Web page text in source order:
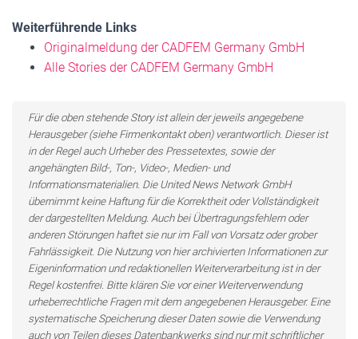
Weiterführende Links
Originalmeldung der CADFEM Germany GmbH
Alle Stories der CADFEM Germany GmbH
Für die oben stehende Story ist allein der jeweils angegebene
Herausgeber (siehe Firmenkontakt oben) verantwortlich. Dieser ist
in der Regel auch Urheber des Pressetextes, sowie der
angehängten Bild-, Ton-, Video-, Medien- und
Informationsmaterialien. Die United News Network GmbH
übernimmt keine Haftung für die Korrektheit oder Vollständigkeit
der dargestellten Meldung. Auch bei Übertragungsfehlern oder
anderen Störungen haftet sie nur im Fall von Vorsatz oder grober
Fahrlässigkeit. Die Nutzung von hier archivierten Informationen zur
Eigeninformation und redaktionellen Weiterverarbeitung ist in der
Regel kostenfrei. Bitte klären Sie vor einer Weiterverwendung
urheberrechtliche Fragen mit dem angegebenen Herausgeber. Eine
systematische Speicherung dieser Daten sowie die Verwendung
auch von Teilen dieses Datenbankwerks sind nur mit schriftlicher